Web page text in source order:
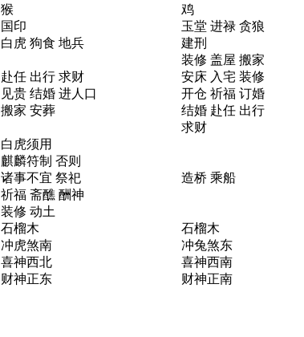
猴 鸡
国印 玉堂 进禄 贪狼
白虎 狗食 地兵 建刑
赴任 出行 求财
见贵 结婚 进人口
搬家 安葬
装修 盖屋 搬家
安床 入宅 装修
开仓 祈福 订婚
结婚 赴任 出行
求财
白虎须用
麒麟符制 否则
诸事不宜 祭祀
祈福 斋醮 酬神
装修 动土
造桥 乘船
石榴木 石榴木
冲虎煞南 冲兔煞东
喜神西北
财神正东
喜神西南
财神正南